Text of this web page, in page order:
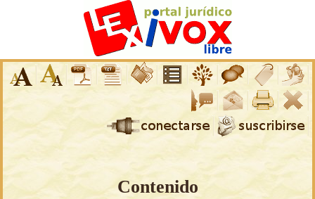
Contenido